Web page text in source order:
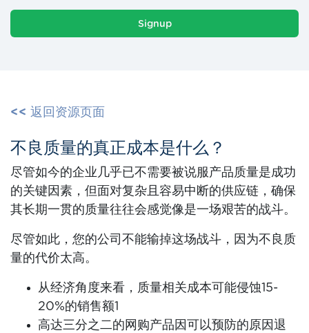
Signup
<< 返回资源页面
不良质量的真正成本是什么？
尽管如今的企业几乎已不需要被说服产品质量是成功
的关键因素，但面对复杂且容易中断的供应链，确保
其长期一贯的质量往往会感觉像是一场艰苦的战斗。
尽管如此，您的公司不能输掉这场战斗，因为不良质
量的代价太高。
从经济角度来看，质量相关成本可能侵蚀15-
20%的销售额 1
高达三分之二的网购产品 因 可以预防的原因退